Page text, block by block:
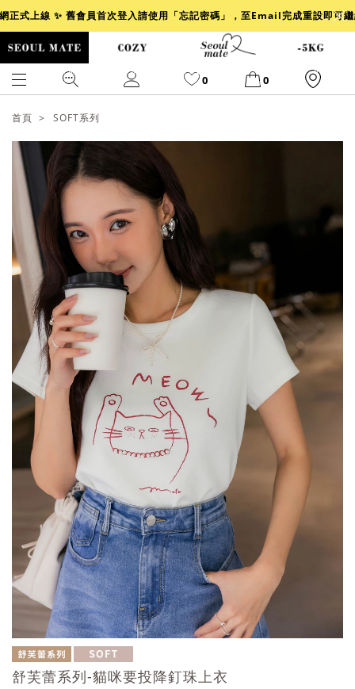
正式上線 ✨ 舊會員首次登入請使用「忘記密碼」，至Email完成重設即可
0 0
爆乳 背心 洋裝
小香風 小香
襯衫 褲裙 牛仔裙
涼感
首頁 SOFT系列
舒芙蕾系列-貓咪要投降釘珠上衣